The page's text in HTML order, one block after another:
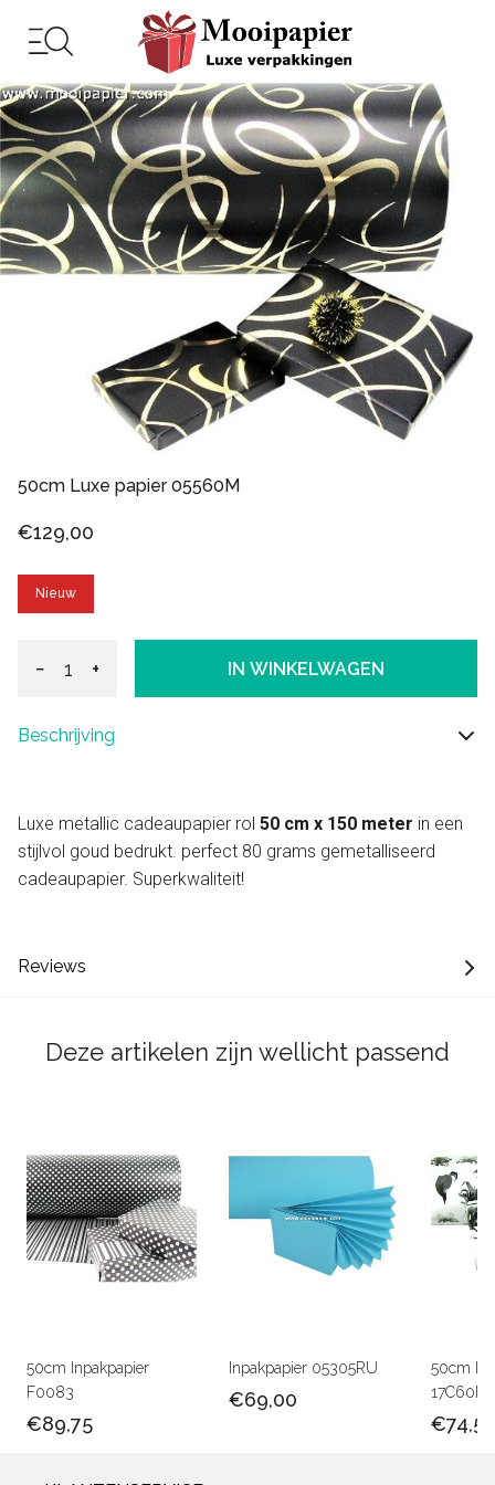
50cm Luxe papier 05560M
€129,00
Nieuw
− + IN WINKELWAGEN
Beschrijving
Luxe metallic cadeaupapier rol 50 cm x 150 meter in een
stijlvol goud bedrukt. perfect 80 grams gemetalliseerd
cadeaupapier. Superkwaliteit!
Reviews
Deze artikelen zijn wellicht passend
50cm Inpakpapier
F0083
€89,75
Inpakpapier 05305RU
€69,00
50cm
€74,50